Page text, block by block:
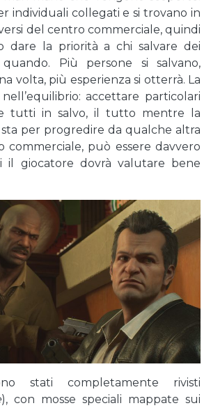
individuali collegati e si trovano in
del centro commerciale, quindi
dare la priorità a chi salvare dei
quando. Più persone si salvano,
volta, più esperienza si otterrà. La
accettare particolari
tutti in salvo, il tutto mentre la
per progredire da qualche altra
commerciale, può essere davvero
il giocatore dovrà valutare bene
stati completamente rivisti
), con mosse speciali mappate sui